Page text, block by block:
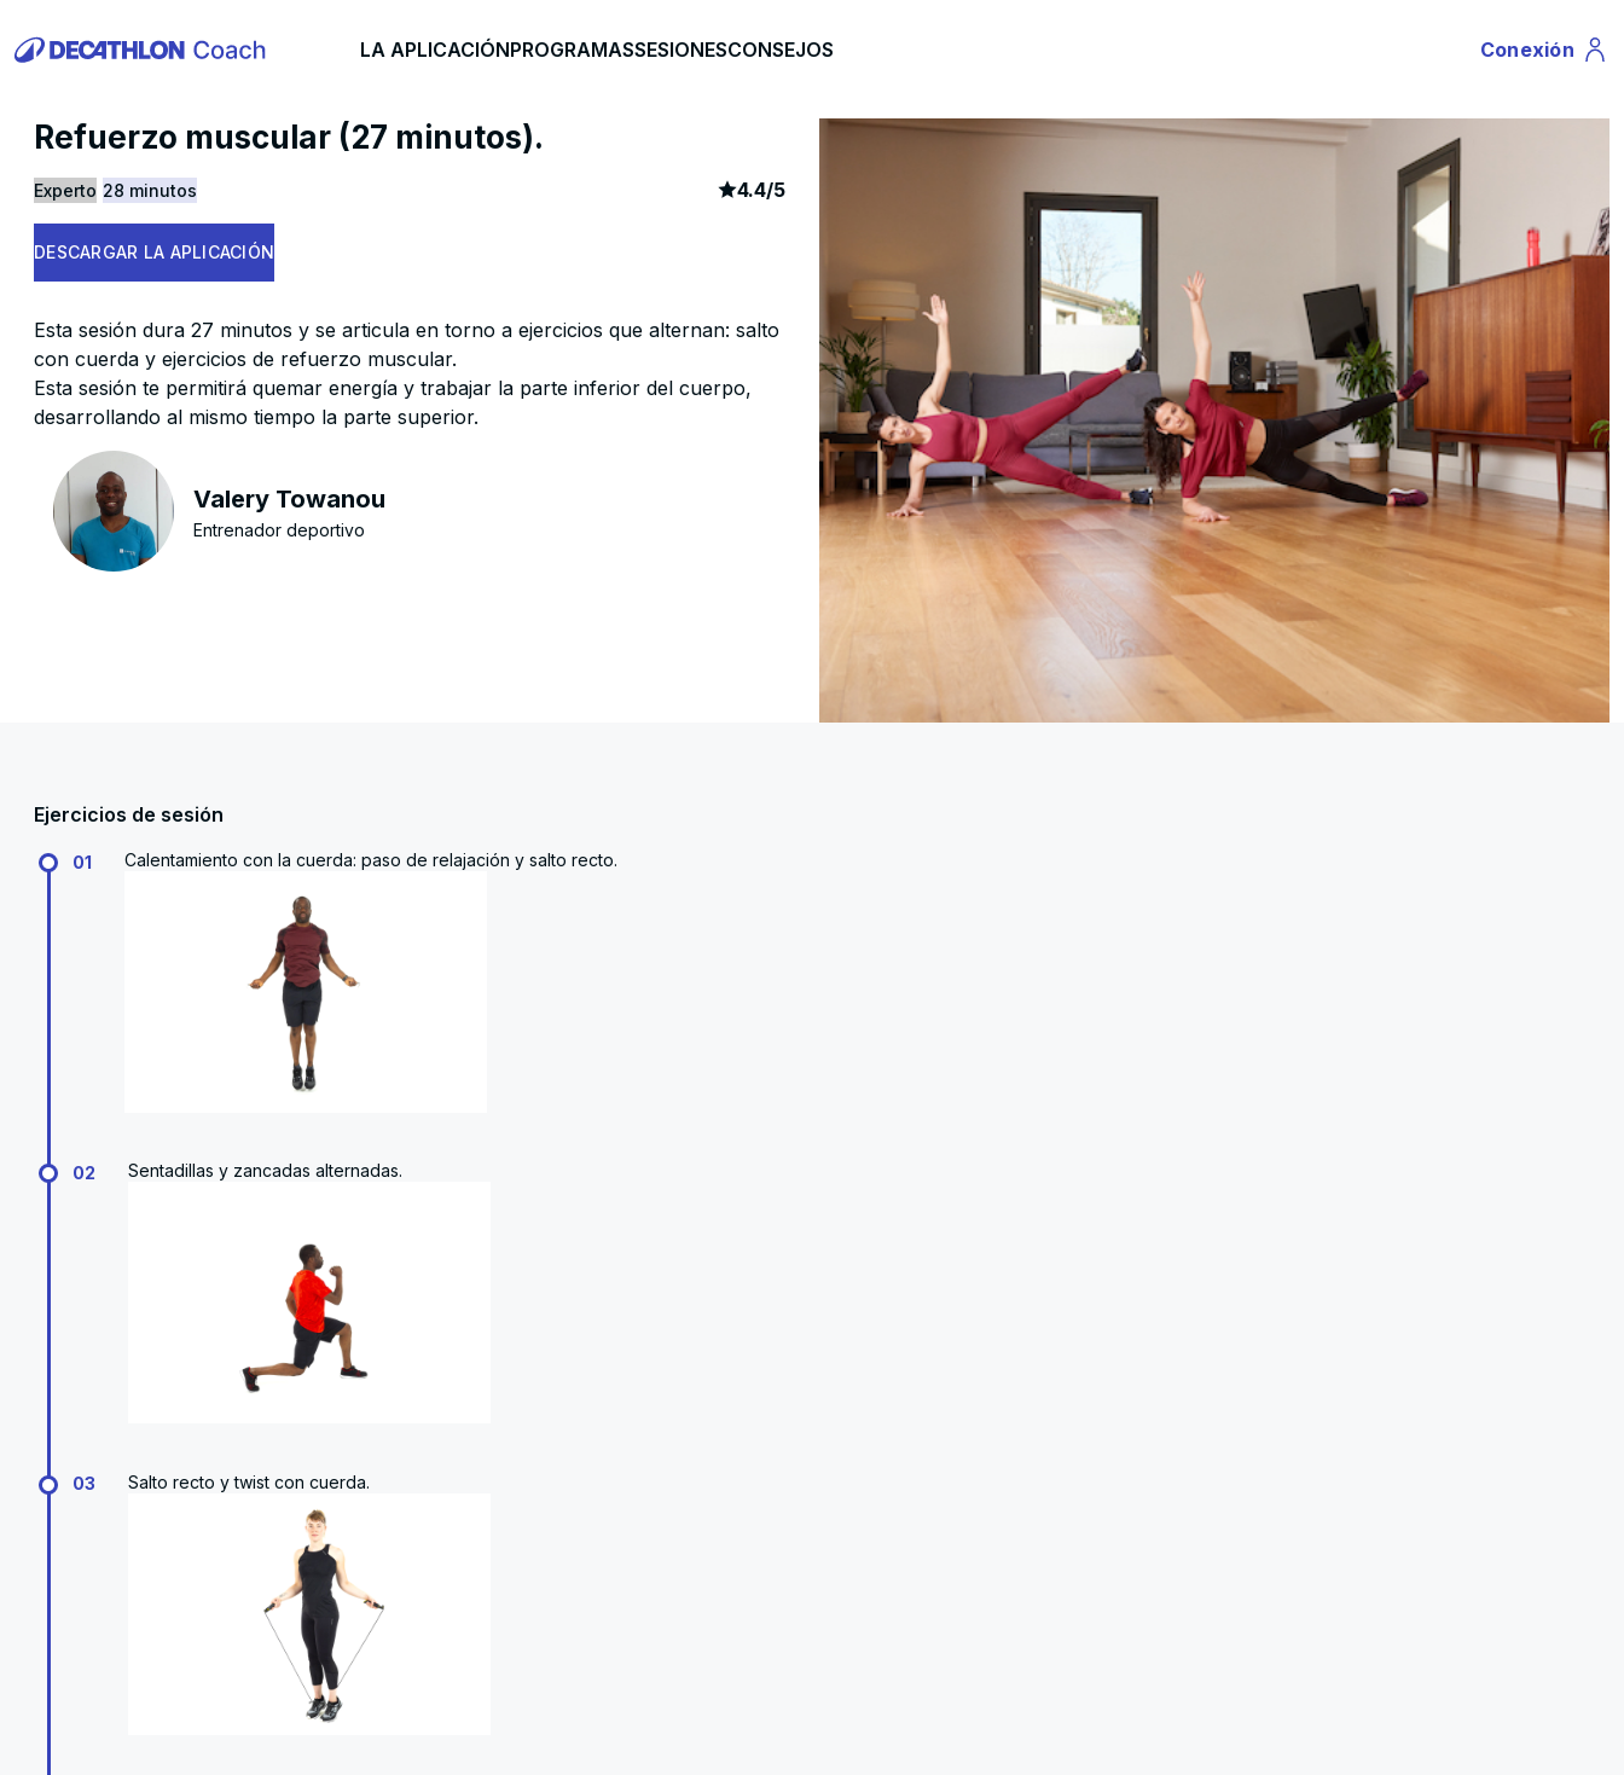
LA APLICACIÓNPROGRAMASSESIONESCONSEJOS Profile
Conexión
Refuerzo muscular (27 minutos).
Experto 28 minutos article rating
4.4/5159
DESCARGAR LA APLICACIÓN
Esta sesión dura 27 minutos y se articula en torno a ejercicios que alternan: salto
con cuerda y ejercicios de refuerzo muscular.
Esta sesión te permitirá quemar energía y trabajar la parte inferior del cuerpo,
desarrollando al mismo tiempo la parte superior.
Valery Towanou
Entrenador deportivo
Ejercicios de sesión
01 Calentamiento con la cuerda: paso de relajación y salto recto.
02 Sentadillas y zancadas alternadas.
03 Salto recto y twist con cuerda.